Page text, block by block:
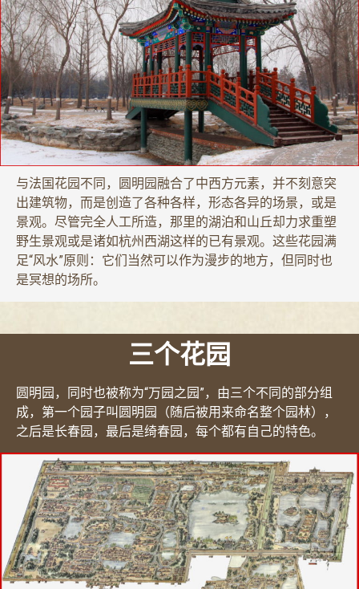
与法国花园不同，圆明园融合了中西方元素，并不刻意突
出建筑物，而是创造了各种各样，形态各异的场景，或是
景观。尽管完全人工所造，那里的湖泊和山丘却力求重塑
野生景观或是诸如杭州西湖这样的已有景观。这些花园满
足“风水”原则：它们当然可以作为漫步的地方，但同时也
是冥想的场所。
三个花园
圆明园，同时也被称为“万园之园”，由三个不同的部分组
成，第一个园子叫圆明园（随后被用来命名整个园林），
之后是长春园，最后是绮春园，每个都有自己的特色。